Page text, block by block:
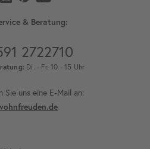
& Beratung:
2722710
Di. - Fr. 10 - 15 Uhr
Sie uns eine E-Mail an: